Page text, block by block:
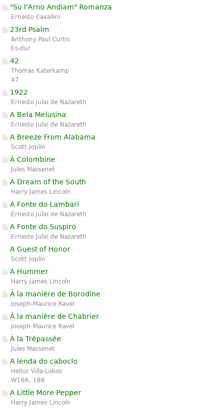
"Su l'Arno Andiam" Romanza
Ernesto Cavallini
23rd Psalm
Anthony Paul Curtis
Es-dur
42
Thomas Katerkamp
47
1922
Ernesto Júlio de Nazareth
A Bela Melusina
Ernesto Júlio de Nazareth
A Breeze From Alabama
Scott Joplin
À Colombine
Jules Massenet
A Dream of the South
Harry James Lincoln
A Fonte do Lambari
Ernesto Júlio de Nazareth
A Fonte do Suspiro
Ernesto Júlio de Nazareth
A Guest of Honor
Scott Joplin
A Hummer
Harry James Lincoln
À la manière de Borodine
Joseph-Maurice Ravel
À la manière de Chabrier
Joseph-Maurice Ravel
À la Trépassée
Jules Massenet
A lenda do caboclo
Heitor Villa-Lobos
W166, 188
A Little More Pepper
Harry James Lincoln